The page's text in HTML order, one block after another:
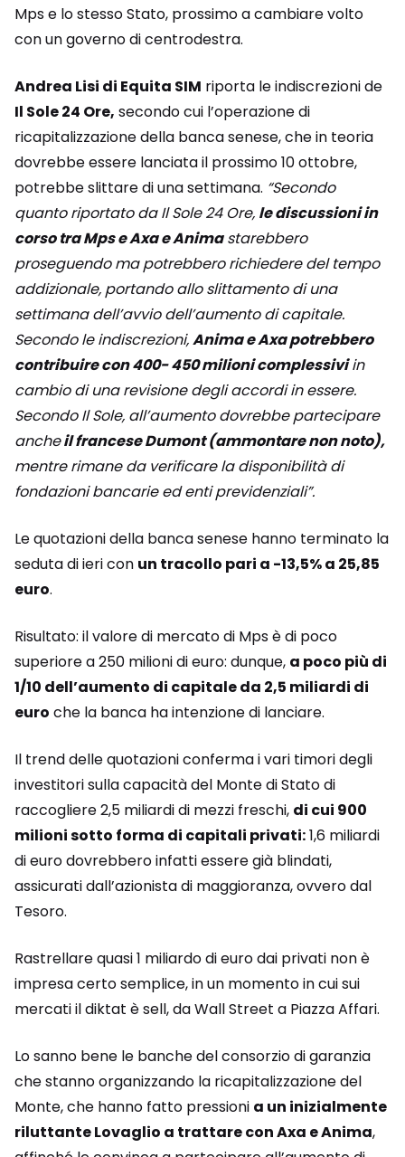
Mps e lo stesso Stato, prossimo a cambiare volto
con un governo di centrodestra.
Andrea Lisi di Equita SIM riporta le indiscrezioni de
Il Sole 24 Ore, secondo cui l’operazione di
ricapitalizzazione della banca senese, che in teoria
dovrebbe essere lanciata il prossimo 10 ottobre,
potrebbe slittare di una settimana. “Secondo
quanto riportato da Il Sole 24 Ore, le discussioni in
corso tra Mps e Axa e Animastarebbero
proseguendo ma potrebbero richiedere del tempo
addizionale, portando allo slittamento di una
settimana dell’avvio dell’aumento di capitale.
Secondo le indiscrezioni,Anima e Axa potrebbero
contribuire con 400- 450 milioni complessiviin
cambio di una revisione degli accordi in essere.
Secondo Il Sole, all’aumento dovrebbe partecipare
ancheil francese Dumont (ammontare non noto),
mentre rimane da verificare la disponibilità di
fondazioni bancarie ed enti previdenziali”.
Le quotazioni della banca senese hanno terminato la
seduta di ieri con un tracollo pari a -13,5% a 25,85
euro.
Risultato: il valore di mercato di Mps è di poco
superiore a 250 milioni di euro: dunque, a poco più di
1/10 dell’aumento di capitale da 2,5 miliardi di
euro che la banca ha intenzione di lanciare.
Il trend delle quotazioni conferma i vari timori degli
investitori sulla capacità del Monte di Stato di
raccogliere 2,5 miliardi di mezzi freschi, di cui 900
milioni sotto forma di capitali privati:1,6 miliardi
di euro dovrebbero infatti essere già blindati,
assicurati dall’azionista di maggioranza, ovvero dal
Tesoro.
Rastrellare quasi 1 miliardo di euro dai privati non è
impresa certo semplice, in un momento in cui sui
mercati il diktat è sell, da Wall Street a Piazza Affari.
Lo sanno bene le banche del consorzio di garanzia
che stanno organizzando la ricapitalizzazione del
Monte, che hanno fatto pressioni a un inizialmente
riluttante Lovaglio a trattare con Axa e Anima,